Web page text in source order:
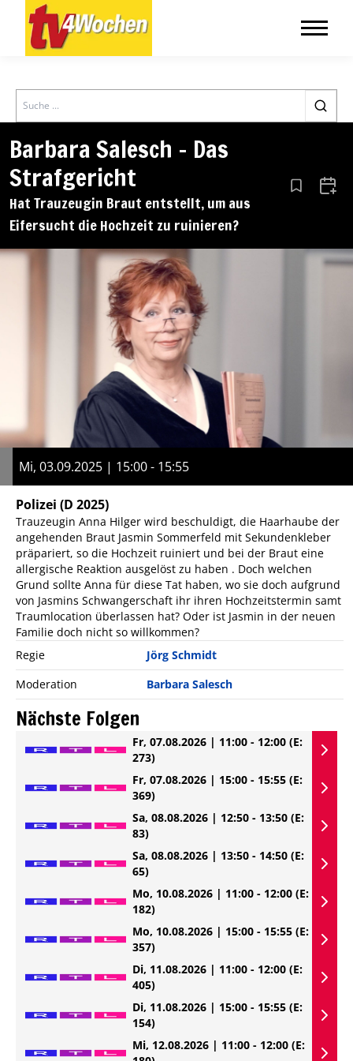
Search
Barbara Salesch – Das
Strafgericht
Hat Trauzeugin Braut entstellt, um aus
Eifersucht die Hochzeit zu ruinieren?
Aus den
Mi, 03.09.2025 | 15:00 - 15:55
Polizei (D 2025)
Trauzeugin Anna Hilger wird beschuldigt, die Haarhaube der
angehenden Braut Jasmin Sommerfeld mit Sekundenkleber
präpariert, so die Hochzeit ruiniert und bei der Braut eine
allergische Reaktion ausgelöst zu haben . Doch welchen
Grund sollte Anna für diese Tat haben, wo sie doch aufgrund
von Jasmins Schwangerschaft ihr ihren Hochzeitstermin samt
Traumlocation überlassen hat? Oder ist Jasmin in der neuen
Familie doch nicht so willkommen?
Regie
Jörg Schmidt
Moderation
Barbara Salesch
Nächste Folgen
Fr, 07.08.2026 | 11:00 - 12:00 (E:
273)
Fr, 07.08.2026 | 15:00 - 15:55 (E:
369)
Sa, 08.08.2026 | 12:50 - 13:50 (E:
83)
Sa, 08.08.2026 | 13:50 - 14:50 (E:
65)
Mo, 10.08.2026 | 11:00 - 12:00 (E:
182)
Mo, 10.08.2026 | 15:00 - 15:55 (E:
357)
Di, 11.08.2026 | 11:00 - 12:00 (E:
405)
Di, 11.08.2026 | 15:00 - 15:55 (E:
154)
Mi, 12.08.2026 | 11:00 - 12:00 (E: